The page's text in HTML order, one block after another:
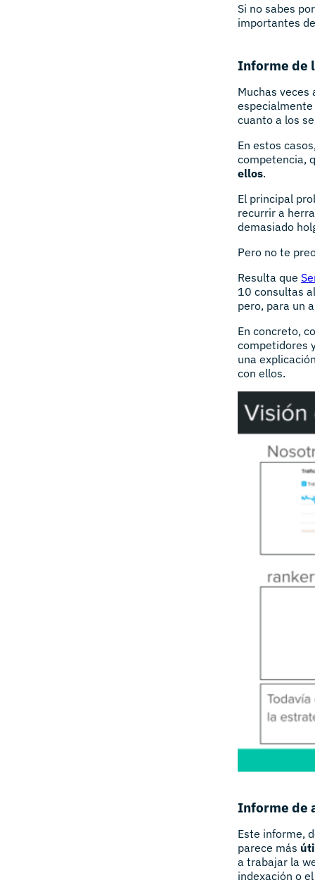
Si no sabes
importantes
Informe de
Muchas
cuanto a los
En estos
competencia,
ellos.
El principal
recurrir a
demasiado
Pero no te
Resulta que
10 consultas
pero, para un
En concreto,
competidores
una
con ellos.
Informe de
Este informe,
parece más
a trabajar la
indexación o